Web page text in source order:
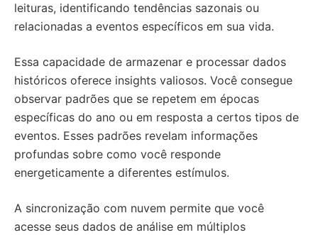
leituras, identificando tendências sazonais ou
relacionadas a eventos específicos em sua vida.
Essa capacidade de armazenar e processar dados
históricos oferece insights valiosos. Você consegue
observar padrões que se repetem em épocas
específicas do ano ou em resposta a certos tipos de
eventos. Esses padrões revelam informações
profundas sobre como você responde
energeticamente a diferentes estímulos.
A sincronização com nuvem permite que você
acesse seus dados de análise em múltiplos